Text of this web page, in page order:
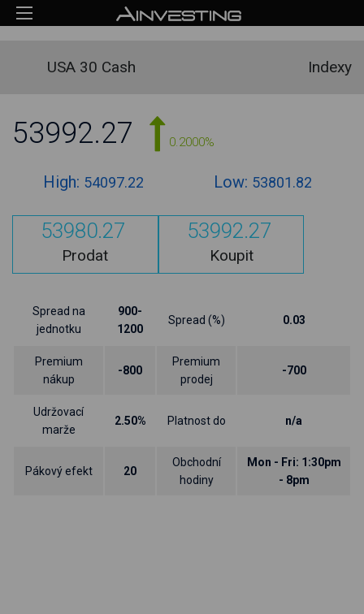
USA 30 Cash Indexy
53992.27 0.2000%
High: 54097.22 Low: 53801.82
53980.27
Prodat
53992.27
Koupit
Spread na
jednotku
900-
1200
Spread (%) 0.03
Premium
nákup
-800
Premium
prodej
-700
Udržovací
marže
2.50% Platnost do n/a
Pákový efekt 20
Obchodní
hodiny
Mon - Fri: 1:30pm
- 8pm